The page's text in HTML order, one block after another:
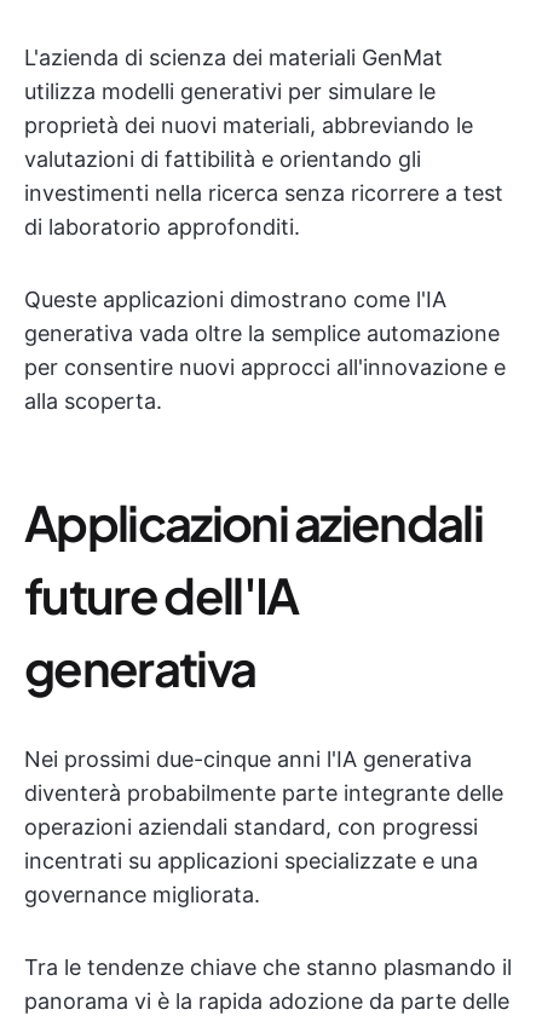
L'azienda di scienza dei materiali GenMat
utilizza modelli generativi per simulare le
proprietà dei nuovi materiali, abbreviando le
valutazioni di fattibilità e orientando gli
investimenti nella ricerca senza ricorrere a test
di laboratorio approfonditi.
Queste applicazioni dimostrano come l'IA
generativa vada oltre la semplice automazione
per consentire nuovi approcci all'innovazione e
alla scoperta.
Applicazioni aziendali
future dell'IA
generativa
Nei prossimi due-cinque anni l'IA generativa
diventerà probabilmente parte integrante delle
operazioni aziendali standard, con progressi
incentrati su applicazioni specializzate e una
governance migliorata.
Tra le tendenze chiave che stanno plasmando il
panorama vi è la rapida adozione da parte delle